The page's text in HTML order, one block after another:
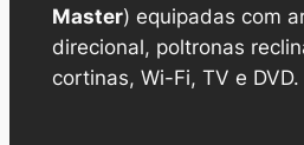
Master) equipadas com
direcional, poltronas
cortinas, Wi-Fi, TV e DVD.